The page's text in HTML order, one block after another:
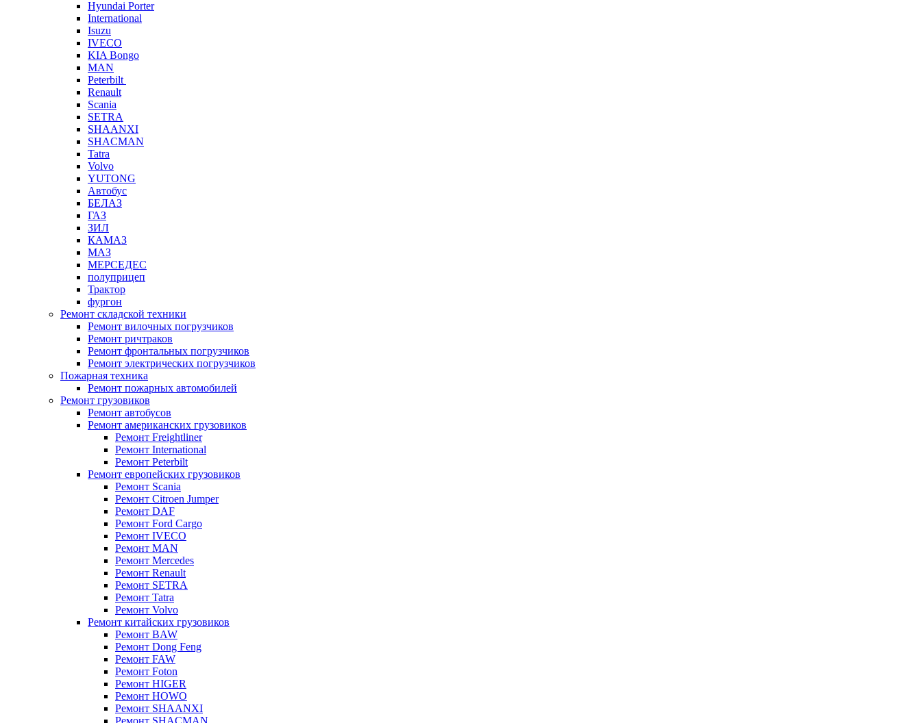
Hyundai Porter
International
Isuzu
IVECO
KIA Bongo
MAN
Peterbilt
Renault
Scania
SETRA
SHAANXI
SHACMAN
Tatra
Volvo
YUTONG
Автобус
БЕЛАЗ
ГАЗ
ЗИЛ
КАМАЗ
МАЗ
МЕРСЕДЕС
полуприцеп
Трактор
фургон
Ремонт складской техники
Ремонт вилочных погрузчиков
Ремонт ричтраков
Ремонт фронтальных погрузчиков
Ремонт электрических погрузчиков
Пожарная техника
Ремонт пожарных автомобилей
Ремонт грузовиков
Ремонт автобусов
Ремонт американских грузовиков
Ремонт Freightliner
Ремонт International
Ремонт Peterbilt
Ремонт европейских грузовиков
Ремонт Scania
Ремонт Citroen Jumper
Ремонт DAF
Ремонт Ford Cargo
Ремонт IVECO
Ремонт MAN
Ремонт Mercedes
Ремонт Renault
Ремонт SETRA
Ремонт Tatra
Ремонт Volvo
Ремонт китайских грузовиков
Ремонт BAW
Ремонт Dong Feng
Ремонт FAW
Ремонт Foton
Ремонт HIGER
Ремонт HOWO
Ремонт SHAANXI
Ремонт SHACMAN